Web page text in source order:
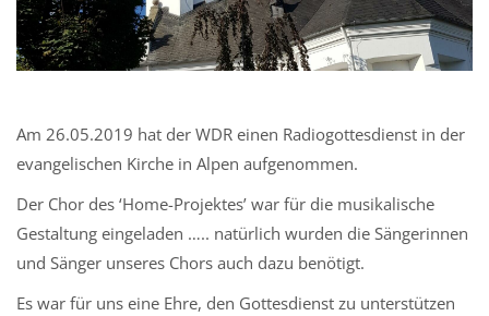
Am 26.05.2019 hat der WDR einen Radiogottesdienst in der
evangelischen Kirche in Alpen aufgenommen.
Der Chor des ‘Home-Projektes’ war für die musikalische
Gestaltung eingeladen ….. natürlich wurden die Sängerinnen
und Sänger unseres Chors auch dazu benötigt.
Es war für uns eine Ehre, den Gottesdienst zu unterstützen